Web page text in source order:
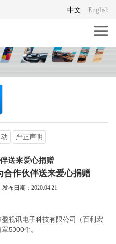
English
中文
严正声明
送来爱心捐赠
合作伙伴送来爱心捐赠
发布日期：2020.04.21
视讯电子科技有限公司（百利宏
5000个。